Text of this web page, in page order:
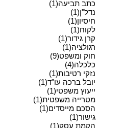
כתב תביעה(1)
נדל"ן(1)
חיסיון(1)
לקוח(1)
קרן גידור(1)
רגולציה(1)
חוק ומשפט(9)
כלכלה(4)
נזקי רטיבות(1)
יובל ברכה עו"ד(1)
ייעוץ משפטי(1)
מטרייה משפטית(1)
הסכם מייסדים(1)
גישור(1)
הקמת עסק(1)